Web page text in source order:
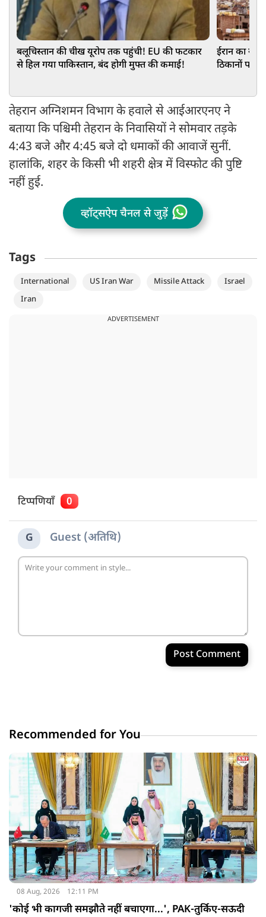
बलूचिस्तान की चीख यूरोप तक पहुंची! EU की फटकार
से हिल गया पाकिस्तान, बंद होगी मुफ्त की कमाई!
ईरान का
ठिकानों पर
तेहरान अग्निशमन विभाग के हवाले से आईआरएनए ने
बताया कि पश्चिमी तेहरान के निवासियों ने सोमवार तड़के
4:43 बजे और 4:45 बजे दो धमाकों की आवाजें सुनीं.
हालांकि, शहर के किसी भी शहरी क्षेत्र में विस्फोट की पुष्टि
नहीं हुई.
व्हॉट्सऐप चैनल से जुड़ें
Tags
International US Iran War Missile Attack
Israel
Iran
ADVERTISEMENT
टिप्पणियाँ 0
G Guest (अतिथि)
Post Comment
Recommended for You
08 Aug, 2026 12:11 PM
'कोई भी कागजी समझौते नहीं बचाएगा...', PAK-तुर्किए-सऊदी